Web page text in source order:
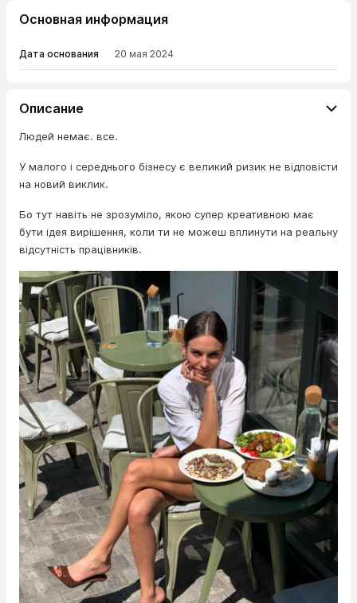
Основная информация
Дата основания 20 мая 2024
Описание
Людей немає. все.
У малого і середнього бізнесу є великий ризик не відповісти
на новий виклик.
Бо тут навіть не зрозуміло, якою супер креативною має
бути ідея вирішення, коли ти не можеш вплинути на реальну
відсутність працівників.